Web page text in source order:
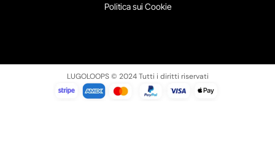
Politica sui Cookie
LUGOLOOPS © 2024 Tutti i diritti riservati